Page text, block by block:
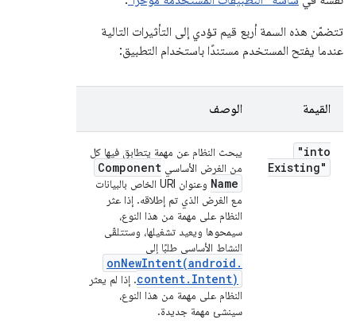
تتضمّن هذه السمة أربع قيم تؤدي إلى التأثيرات التالية
عندما يفتح المستخدم مستندًا باستخدام التطبيق:
القيمة الوصف
"into
Existing"
يبحث النظام عن مهمة يتطابق فيها كل
من الغرض الأساسي Component
Name
وعنوان URI الخاص بالبيانات
مع الغرض الذي تم إطلاقه. إذا عثر
النظام على مهمة من هذا النوع،
سيمحوها ويعيد تشغيلها، وستتلقّى
النشاط الأساسي طلبًا إلى
onNewIntent(android .
content. Intent)
. إذا لم يعثر
النظام على مهمة من هذا النوع،
سينشئ مهمة جديدة.